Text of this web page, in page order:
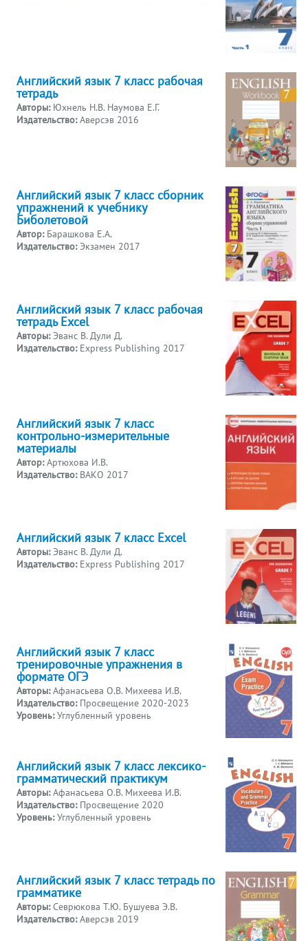
Английский язык 7 класс рабочая
тетрадь
Авторы: Юхнель Н.В. Наумова Е.Г.
Издательство:Аверсэв 2016
Английский язык 7 класс сборник
упражнений к учебнику
Биболетовой
Автор: Барашкова Е.А.
Издательство:Экзамен 2017
Английский язык 7 класс рабочая
тетрадь Excel
Авторы:Эванс В. Дули Д.
Издательство: Express Publishing 2017
Английский язык 7 класс
контрольно-измерительные
материалы
Автор:Артюхова И.В.
Издательство: ВАКО 2017
Английский язык 7 класс Excel
Авторы:Эванс В. Дули Д.
Издательство: Express Publishing 2017
Английский язык 7 класс
тренировочные упражнения в
формате ОГЭ
Авторы:Афанасьева О.В. Михеева И.В.
Издательство: Просвещение 2020-2023
Уровень: Углубленный уровень
Английский язык 7 класс лексико-
грамматический практикум
Авторы:Афанасьева О.В. Михеева И.В.
Издательство: Просвещение 2020
Уровень: Углубленный уровень
Английский язык 7 класс тетрадь по
грамматике
Авторы:Севрюкова Т.Ю. Бушуева Э.В.
Издательство:Аверсэв 2019